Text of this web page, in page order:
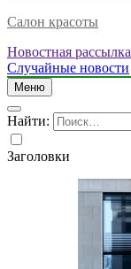
Салон красоты
Новостная рассылка
Случайные новости
Меню
Найти:
Заголовки